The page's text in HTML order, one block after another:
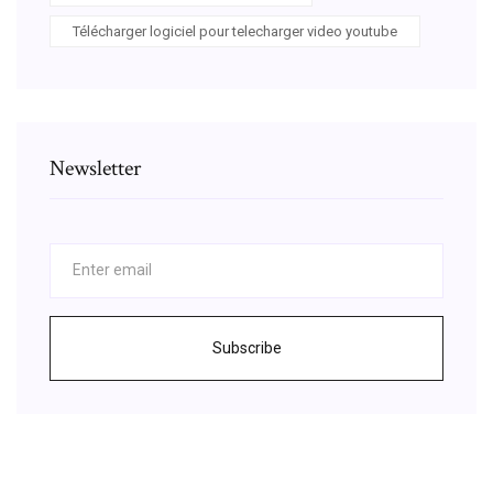
Télécharger logiciel pour telecharger video youtube
Newsletter
Subscribe